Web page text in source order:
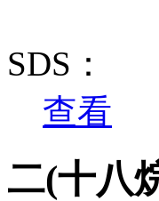
SDS：
查看
二(十八